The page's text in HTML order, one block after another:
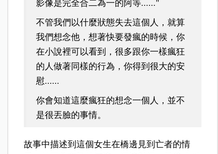
影像是完全合二為一的阿等......"
不管我們以什麼狀態失去這個人，就算
我們想念他，想著快要發瘋的時候，你
在小說裡可以看到，很多跟你一樣瘋狂
的人做著同樣的行為，你得到很大的安
慰......
你會知道這麼瘋狂的想念一個人， 並不
是很丟臉的事情。
故事中描述到這個女生在橋邊見到亡者的情